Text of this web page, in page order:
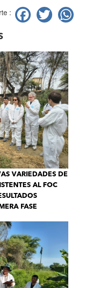
: Facebook
Twitter
VARIEDADES DE
AL FOC
FASE